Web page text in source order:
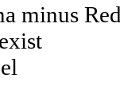
minus